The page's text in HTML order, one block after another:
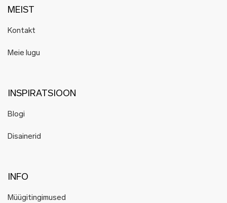
MEIST
Kontakt
Meie lugu
INSPIRATSIOON
Blogi
Disainerid
INFO
Müügitingimused